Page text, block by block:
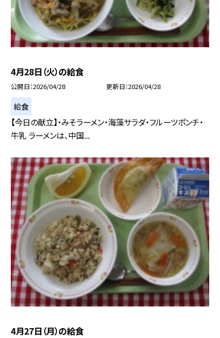
4月28日（火）の給食
公開日 2026/04/28 更新日 2026/04/28
給食
【今日の献立】・みそラーメン・海藻サラダ・フルーツポンチ・
牛乳 ラーメンは、中国...
4月27日（月）の給食